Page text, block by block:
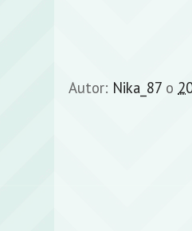
Autor: Nika_87 o